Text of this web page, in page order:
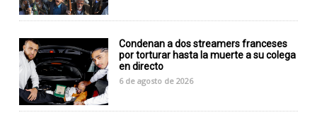
Condenan a dos streamers franceses
por torturar hasta la muerte a su colega
en directo
6 de agosto de 2026